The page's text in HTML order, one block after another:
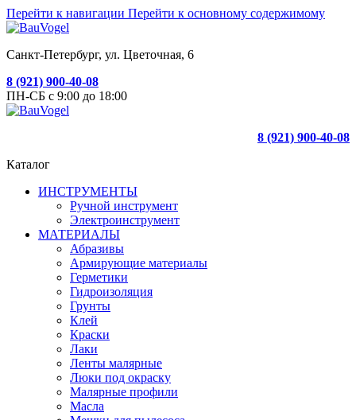
Перейти к навигации Перейти к основному содержимому
Санкт-Петербург, ул. Цветочная, 6
8 (921) 900-40-08
ПН-СБ с 9:00 до 18:00
8 (921) 900-40-08
Каталог
ИНСТРУМЕНТЫ
Ручной инструмент
Электроинструмент
МАТЕРИАЛЫ
Абразивы
Армирующие материалы
Герметики
Гидроизоляция
Грунты
Клей
Краски
Лаки
Ленты малярные
Люки под окраску
Малярные профили
Масла